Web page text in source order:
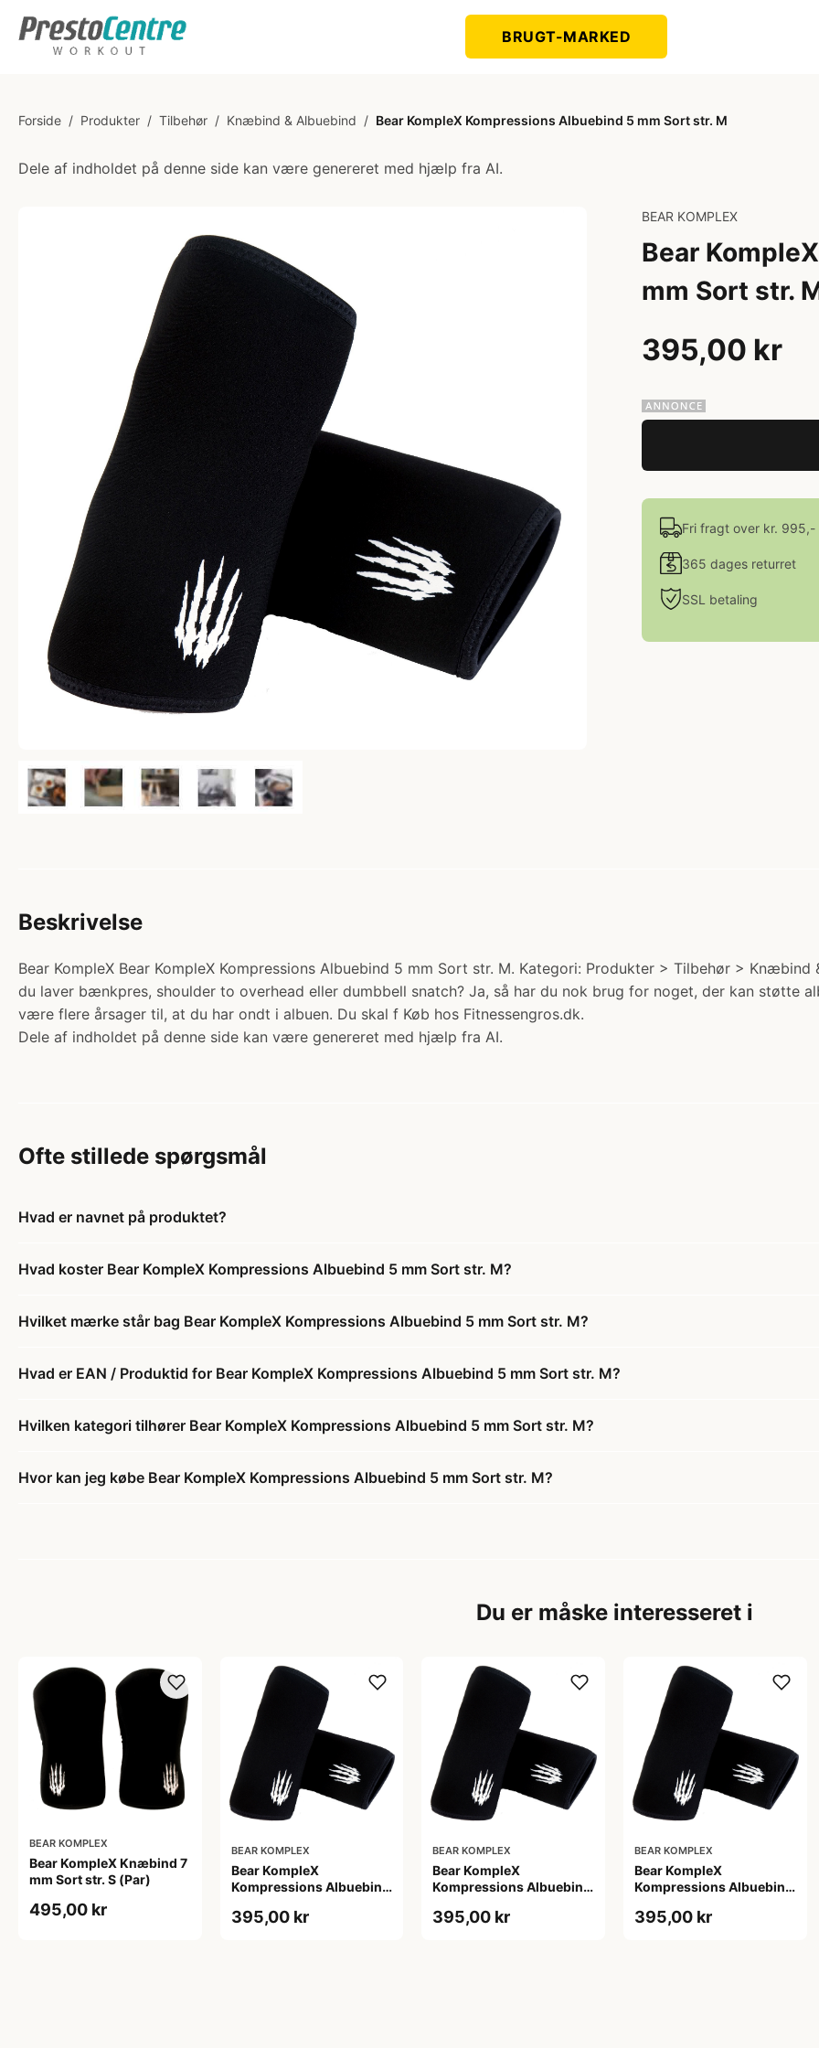
BRUGT-MARKED
Forside / Produkter / Tilbehør / Knæbind & Albuebind / Bear KompleX Kompressions Albuebind 5 mm Sort str. M
Dele af indholdet på denne side kan være genereret med hjælp fra AI.
BEAR KOMPLEX
Bear
mm Sort str.
395,00 kr
Fri fragt over kr. 995,-
365 dages returret
SSL betaling
Beskrivelse
Bear KompleX Bear KompleX Kompressions Albuebind 5 mm Sort str. M. Kategori: Produkter > Tilbehør >
du laver bænkpres, shoulder to overhead eller dumbbell snatch? Ja, så har du nok brug for noget, der kan støtte
være flere årsager til, at du har ondt i albuen. Du skal f Køb hos Fitnessengros.dk.
Dele af indholdet på denne side kan være genereret med hjælp fra AI.
Ofte stillede spørgsmål
Hvad er navnet på produktet?
Hvad koster Bear KompleX Kompressions Albuebind 5 mm Sort str. M?
Hvilket mærke står bag Bear KompleX Kompressions Albuebind 5 mm Sort str. M?
Hvad er EAN / Produktid for Bear KompleX Kompressions Albuebind 5 mm Sort str. M?
Hvilken kategori tilhører Bear KompleX Kompressions Albuebind 5 mm Sort str. M?
Hvor kan jeg købe Bear KompleX Kompressions Albuebind 5 mm Sort str. M?
Du er måske interesseret i
BEAR KOMPLEX
Bear KompleX Knæbind 7
mm Sort str. S (Par)
495,00 kr
BEAR KOMPLEX
Bear KompleX
Kompressions Albuebind
395,00 kr
BEAR KOMPLEX
Bear KompleX
Kompressions Albuebind
395,00 kr
BEAR KOMPLEX
Bear KompleX
Kompressions Albuebind
395,00 kr